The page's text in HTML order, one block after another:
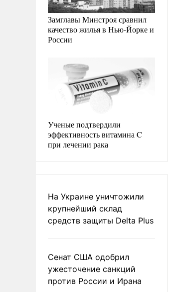
Замглавы Минстроя сравнил
качество жилья в Нью-Йорке и
России
Ученые подтвердили
эффективность витамина C
при лечении рака
На Украине уничтожили
крупнейший склад
средств защиты Delta Plus
Сенат США одобрил
ужесточение санкций
против России и Ирана